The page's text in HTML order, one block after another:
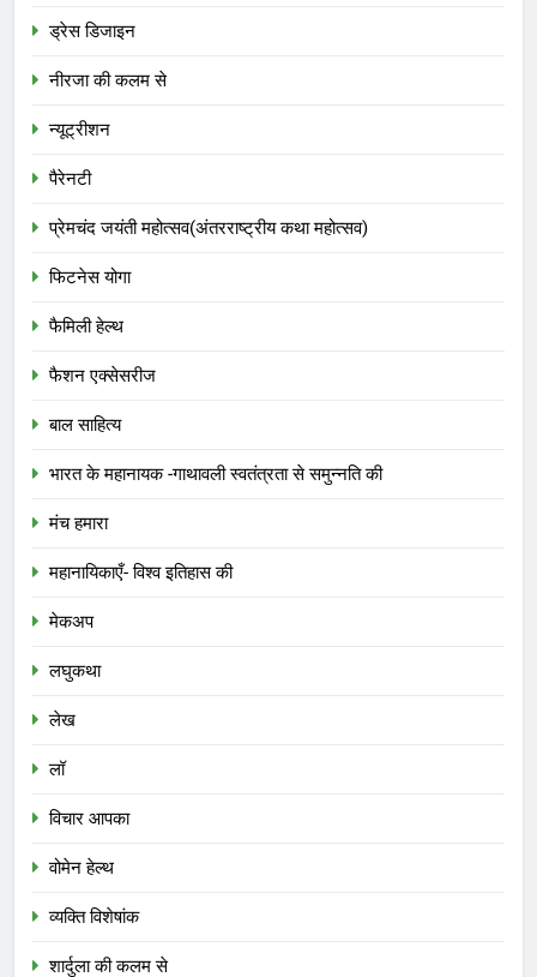
ड्रेस डिजाइन
नीरजा की कलम से
न्यूट्रीशन
पैरेनटी
प्रेमचंद जयंती महोत्सव(अंतरराष्ट्रीय कथा महोत्सव)
फिटनेस योगा
फैमिली हेल्थ
फैशन एक्सेसरीज
बाल साहित्य
भारत के महानायक -गाथावली स्वतंत्रता से समुन्नति की
मंच हमारा
महानायिकाएँ- विश्व इतिहास की
मेकअप
लघुकथा
लेख
लॉ
विचार आपका
वोमेन हेल्थ
व्यक्ति विशेषांक
शार्दुला की कलम से